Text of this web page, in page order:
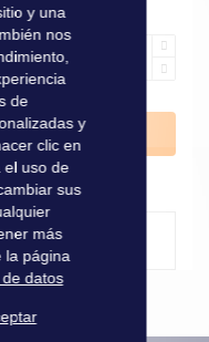
y una
nos
de
y
clic en
el uso de
sus
más
la página
datos